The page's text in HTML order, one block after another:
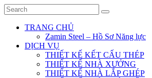
TRANG CHỦ
Zamin Steel – Hồ Sơ Năng lực
DỊCH VỤ
THIẾT KẾ KẾT CẤU THÉP
THIẾT KẾ NHÀ XƯỞNG
THIẾT KẾ NHÀ LẮP GHÉP